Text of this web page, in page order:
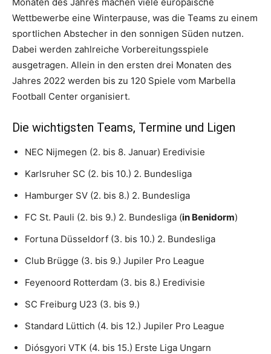
Wettbewerbe eine Winterpause, was die Teams zu einem
sportlichen Abstecher in den sonnigen Süden nutzen.
Dabei werden zahlreiche Vorbereitungsspiele
ausgetragen. Allein in den ersten drei Monaten des
Jahres 2022 werden bis zu 120 Spiele vom Marbella
Football Center organisiert.
Die wichtigsten Teams, Termine und Ligen
NEC Nijmegen (2. bis 8. Januar) Eredivisie
Karlsruher SC (2. bis 10.) 2. Bundesliga
Hamburger SV (2. bis 8.) 2. Bundesliga
FC St. Pauli (2. bis 9.) 2. Bundesliga (in Benidorm)
Fortuna Düsseldorf (3. bis 10.) 2. Bundesliga
Club Brügge (3. bis 9.) Jupiler Pro League
Feyenoord Rotterdam (3. bis 8.) Eredivisie
SC Freiburg U23 (3. bis 9.)
Standard Lüttich (4. bis 12.) Jupiler Pro League
Diósgyori VTK (4. bis 15.) Erste Liga Ungarn